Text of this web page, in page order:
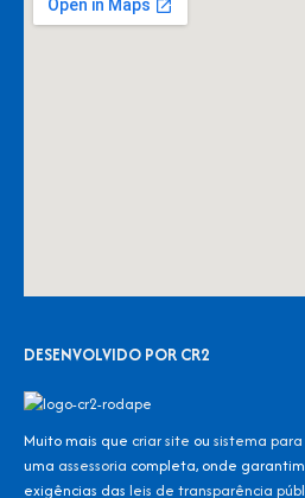
DESENVOLVIDO POR CR2
Muito mais que criar site ou sistema
uma assessoria completa, onde
exigências das leis de transparência